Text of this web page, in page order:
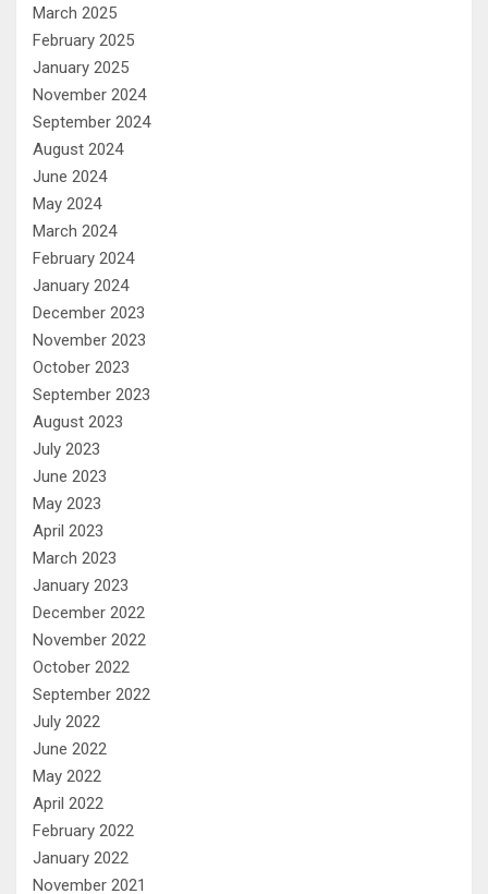
March 2025
February 2025
January 2025
November 2024
September 2024
August 2024
June 2024
May 2024
March 2024
February 2024
January 2024
December 2023
November 2023
October 2023
September 2023
August 2023
July 2023
June 2023
May 2023
April 2023
March 2023
January 2023
December 2022
November 2022
October 2022
September 2022
July 2022
June 2022
May 2022
April 2022
February 2022
January 2022
November 2021